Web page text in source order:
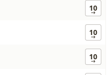
10
10
10